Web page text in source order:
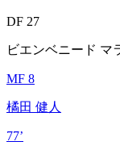
DF 27
ビエンベニード マ
MF 8
橘田 健人
77’